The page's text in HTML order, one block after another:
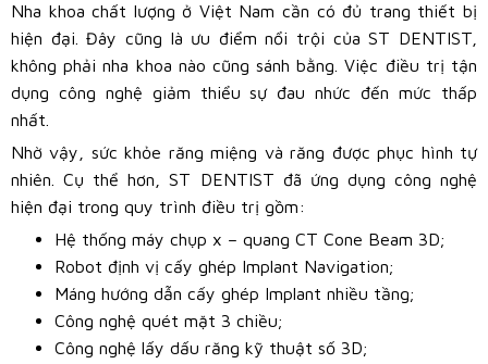
Nha khoa chất lượng ở Việt Nam cần có đủ trang thiết bị
hiện đại. Đây cũng là ưu điểm nổi trội của ST DENTIST,
không phải nha khoa nào cũng sánh bằng. Việc điều trị tận
dụng công nghệ giảm thiểu sự đau nhức đến mức thấp
nhất.
Nhờ vậy, sức khỏe răng miệng và răng được phục hình tự
nhiên. Cụ thể hơn, ST DENTIST đã ứng dụng công nghệ
hiện đại trong quy trình điều trị gồm:
Hệ thống máy chụp x – quang CT Cone Beam 3D;
Robot định vị cấy ghép Implant Navigation;
Máng hướng dẫn cấy ghép Implant nhiều tầng;
Công nghệ quét mặt 3 chiều;
Công nghệ lấy dấu răng kỹ thuật số 3D;